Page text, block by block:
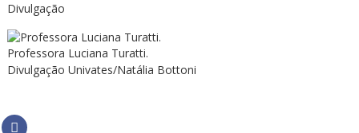
Divulgação
Professora Luciana Turatti.
Divulgação Univates/Natália Bottoni